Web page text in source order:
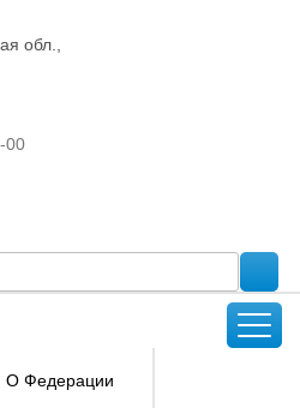
обл.,
00
О Федерации